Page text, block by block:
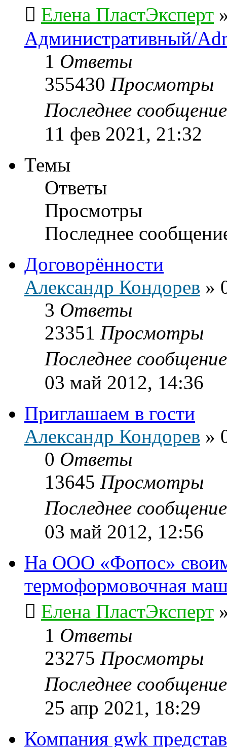
Елена ПластЭксперт
Административный/
1 Ответы
355430 Просмотры
Последнее
11 фев 2021, 21:32
Темы
Ответы
Просмотры
Последнее
Договорённости
Александр Кондорев »
3 Ответы
23351 Просмотры
Последнее
03 май 2012, 14:36
Приглашаем в гости
Александр Кондорев »
0 Ответы
13645 Просмотры
Последнее
03 май 2012, 12:56
На ООО «Фопос»
термоформовочная
Елена ПластЭксперт
1 Ответы
23275 Просмотры
Последнее
25 апр 2021, 18:29
Компания gwk